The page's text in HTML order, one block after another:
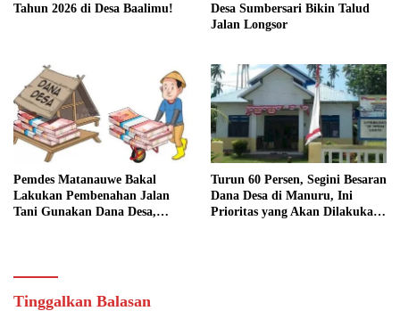
Tahun 2026 di Desa Baalimu!
Desa Sumbersari Bikin Talud
Jalan Longsor
Pemdes Matanauwe Bakal
Lakukan Pembenahan Jalan
Tani Gunakan Dana Desa,
Turun 60 Persen, Segini Besaran
Dana Desa di Manuru, Ini
Prioritas yang Akan Dilakukan:
Tinggalkan Balasan